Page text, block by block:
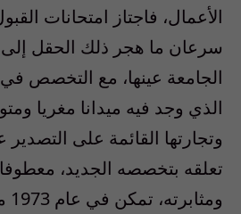
الأعمال، فاجتاز امتحانات
سرعان ما هجر ذلك الحقل
الجامعة عينها، مع التخصص في
الذي وجد فيه ميدانا مغريا
وتجارتها القائمة على
تعلقه بتخصصه الجديد،